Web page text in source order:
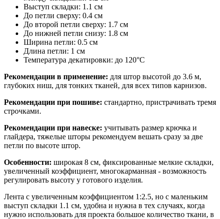
Выступ складки: 1.1 см
До петли сверху: 0.4 см
До второй петли сверху: 1.7 см
До нижней петли снизу: 1.8 см
Ширина петли: 0.5 см
Длина петли: 1 см
Температура декатировки: до 120°С
Рекомендации в применение: для штор высотой до 3.6 м,
глубоких ниш, для тонких тканей, для всех типов карнизов.
Рекомендации при пошиве: стандартно, пристрачивать тремя
строчками.
Рекомендации при навеске: учитывать размер крючка и
глайдера, тяжелые шторы рекомендуем вешать сразу за две
петли по высоте штор.
Особенности: широкая 8 см, фиксированные мелкие складки,
увеличенный коэффициент, многокарманная - возможность
регулировать высоту у готового изделия.
Лента с увеличенным коэффициентом 1:2.5, но с маленьким
выступ складки 1.1 см, удобна и нужна в тех случаях, когда
нужно использовать для проекта большое количество ткани, в